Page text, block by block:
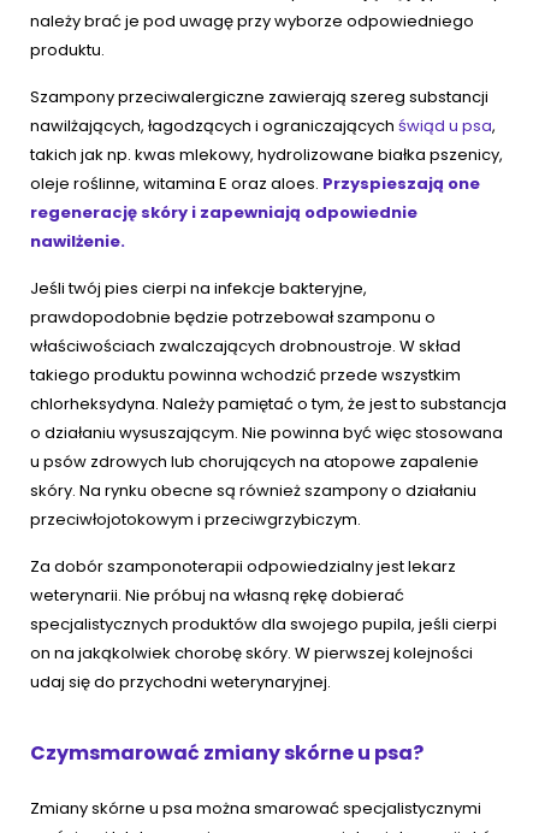
należy brać je pod uwagę przy wyborze odpowiedniego
produktu.
Szampony przeciwalergiczne zawierają szereg substancji
nawilżających, łagodzących i ograniczających świąd u psa,
takich jak np. kwas mlekowy, hydrolizowane białka pszenicy,
oleje roślinne, witamina E oraz aloes. Przyspieszają one
regenerację skóry i zapewniają odpowiednie
nawilżenie.
Jeśli twój pies cierpi na infekcje bakteryjne,
prawdopodobnie będzie potrzebował szamponu o
właściwościach zwalczających drobnoustroje. W skład
takiego produktu powinna wchodzić przede wszystkim
chlorheksydyna. Należy pamiętać o tym, że jest to substancja
o działaniu wysuszającym. Nie powinna być więc stosowana
u psów zdrowych lub chorujących na atopowe zapalenie
skóry. Na rynku obecne są również szampony o działaniu
przeciwłojotokowym i przeciwgrzybiczym.
Za dobór szamponoterapii odpowiedzialny jest lekarz
weterynarii. Nie próbuj na własną rękę dobierać
specjalistycznych produktów dla swojego pupila, jeśli cierpi
on na jakąkolwiek chorobę skóry. W pierwszej kolejności
udaj się do przychodni weterynaryjnej.
Czymsmarować zmiany skórne u psa?
Zmiany skórne u psa można smarować specjalistycznymi